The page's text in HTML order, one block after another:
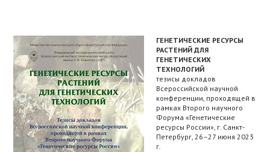
ГЕНЕТИЧЕСКИЕ РЕСУРСЫ
РАСТЕНИЙ ДЛЯ
ГЕНЕТИЧЕСКИХ
ТЕХНОЛОГИЙ
тезисы докладов
Всероссийской научной
конференции, проходящей в
рамках Второго научного
Форума «Генетические
ресурсы России», г. Санкт-
Петербург, 26–27 июня 2023
г.